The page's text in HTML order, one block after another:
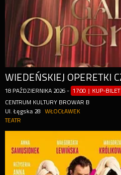
18 PAŹDZIERNIKA 2026 - 17:00 | KUP-BILET
CENTRUM KULTURY BROWAR B
Ul. Łęgska 28
WŁOCŁAWEK
TEATR